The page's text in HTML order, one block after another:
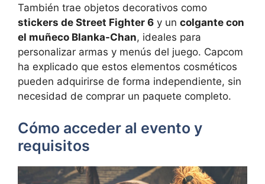
También trae objetos decorativos como
stickers de Street Fighter 6 y un colgante con
el muñeco Blanka-Chan, ideales para
personalizar armas y menús del juego. Capcom
ha explicado que estos elementos cosméticos
pueden adquirirse de forma independiente, sin
necesidad de comprar un paquete completo.
Cómo acceder al evento y
requisitos